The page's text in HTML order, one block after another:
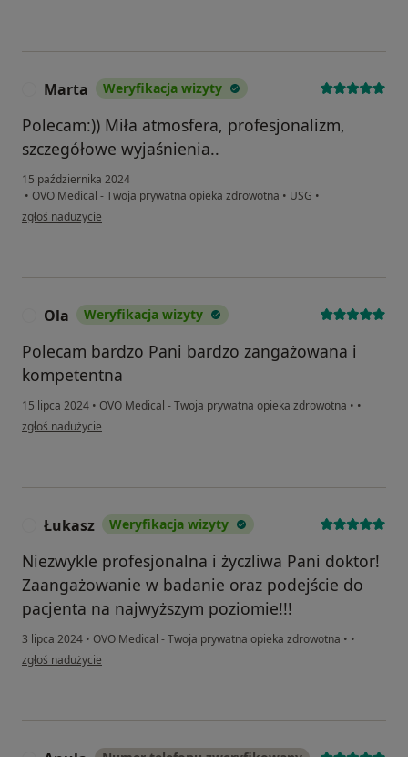
Marta Weryfikacja wizyty
Polecam:)) Miła atmosfera, profesjonalizm,
szczegółowe wyjaśnienia..
15 października 2024
• OVO Medical - Twoja prywatna opieka zdrowotna • USG •
w opinii użytkownika Marta
zgłoś nadużycie
Ola Weryfikacja wizyty
Polecam bardzo Pani bardzo zangażowana i
kompetentna
15 lipca 2024 • OVO Medical - Twoja prywatna opieka zdrowotna • •
w opinii użytkownika Ola
zgłoś nadużycie
Łukasz Weryfikacja wizyty
Niezwykle profesjonalna i życzliwa Pani doktor!
Zaangażowanie w badanie oraz podejście do
pacjenta na najwyższym poziomie!!!
3 lipca 2024 • OVO Medical - Twoja prywatna opieka zdrowotna • •
w opinii użytkownika Łukasz
zgłoś nadużycie